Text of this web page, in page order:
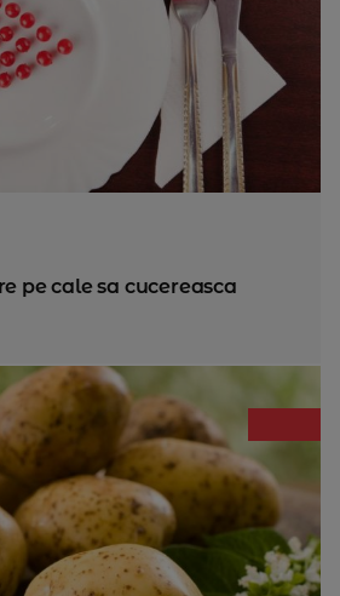
pe cale sa cucereasca